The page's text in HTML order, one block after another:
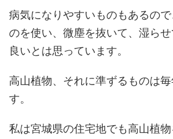
病気になりやすいものもあるの
のを使い、微塵を抜いて、湿ら
良いとは思っています。
高山植物、それに準ずるものは
す。
私は宮城県の住宅地でも高山植